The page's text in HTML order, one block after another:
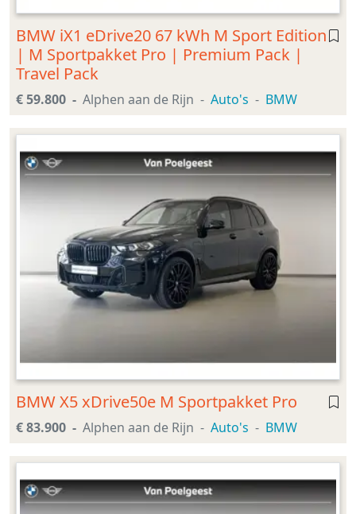
BMW iX1 eDrive20 67 kWh M Sport Edition
| M Sportpakket Pro | Premium Pack |
Travel Pack
€ 59.800 Alphen aan de Rijn Auto's BMW
BMW X5 xDrive50e M Sportpakket Pro
€ 83.900 Alphen aan de Rijn Auto's BMW